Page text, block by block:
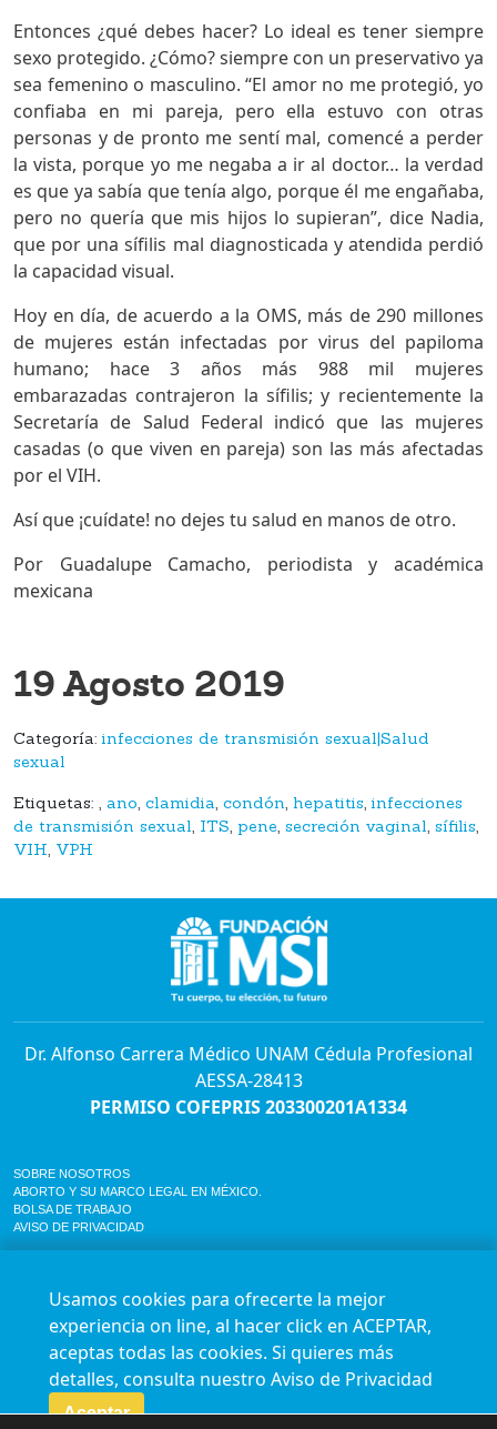
Entonces ¿qué debes hacer? Lo ideal es tener siempre
sexo protegido. ¿Cómo? siempre con un preservativo ya
sea femenino o masculino. “El amor no me protegió, yo
confiaba en mi pareja, pero ella estuvo con otras
personas y de pronto me sentí mal, comencé a perder
la vista, porque yo me negaba a ir al doctor… la verdad
es que ya sabía que tenía algo, porque él me engañaba,
pero no quería que mis hijos lo supieran”, dice Nadia,
que por una sífilis mal diagnosticada y atendida perdió
la capacidad visual.
Hoy en día, de acuerdo a la OMS, más de 290 millones
de mujeres están infectadas por virus del papiloma
humano; hace 3 años más 988 mil mujeres
embarazadas contrajeron la sífilis; y recientemente la
Secretaría de Salud Federal indicó que las mujeres
casadas (o que viven en pareja) son las más afectadas
por el VIH.
Así que ¡cuídate! no dejes tu salud en manos de otro.
Por Guadalupe Camacho, periodista y académica
mexicana
19 Agosto 2019
Categoría:infecciones de transmisión sexual|Salud
sexual
Etiquetas: , ano, clamidia, condón, hepatitis,infecciones
de transmisión sexual, ITS, pene, secreción vaginal, sífilis,
VIH, VPH
Dr. Alfonso Carrera Médico UNAM Cédula Profesional
AESSA-28413
PERMISO COFEPRIS 203300201A1334
SOBRE NOSOTROS
ABORTO Y SU MARCO LEGAL EN MÉXICO.
BOLSA DE TRABAJO
AVISO DE PRIVACIDAD
Agenda en línea24/7 aquí
Impact report
Síguenos en nuestras redes
Usamos cookies para ofrecerte la mejor
experiencia on line, al hacer click en ACEPTAR,
aceptas todas las cookies. Si quieres más
detalles, consulta nuestro Aviso de Privacidad
Aceptar